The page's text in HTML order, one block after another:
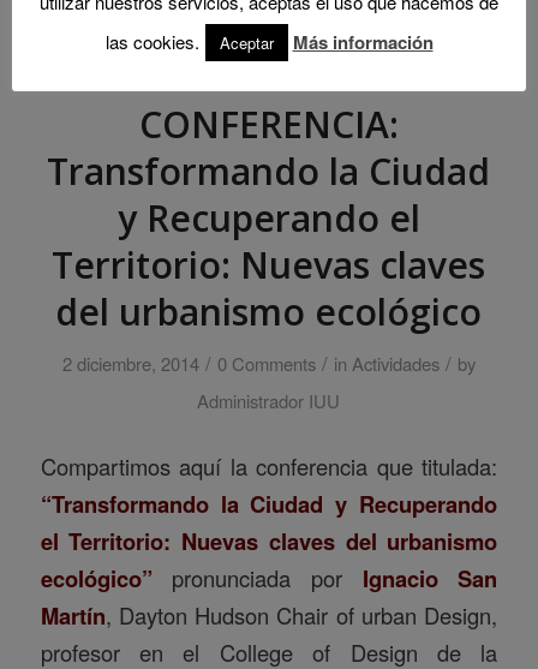
CONFERENCIA:
Transformando la Ciudad
y Recuperando el
Territorio: Nuevas claves
del urbanismo ecológico
2 diciembre, 2014 / 0 Comments / in Actividades / by
Administrador IUU
Compartimos aquí la conferencia que titulada:
“Transformando la Ciudad y Recuperando
el Territorio: Nuevas claves del urbanismo
ecológico” pronunciada por Ignacio San
Martín, Dayton Hudson Chair of urban Design,
profesor en el College of Design de la
las cookies.
Aceptar Más información